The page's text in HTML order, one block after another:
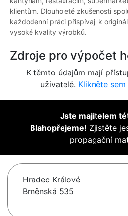
klientům. Dlouholeté zkušenosti
každodenní práci přispívají k
vysoké kvality výrobků.
Zdroje pro výpočet
K těmto údajům mají
uživatelé. Klikněte
Jste majitelem
Blahopřejeme! Zjistěte
propagační
Hradec Králové
Brněnská 535